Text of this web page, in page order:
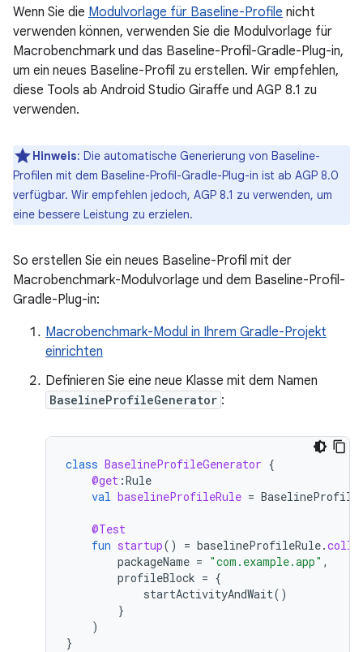
Wenn Sie die Modulvorlage für Baseline-Profile nicht
verwenden können, verwenden Sie die Modulvorlage für
Macrobenchmark und das Baseline-Profil-Gradle-Plug-in,
um ein neues Baseline-Profil zu erstellen. Wir empfehlen,
diese Tools ab Android Studio Giraffe und AGP 8.1 zu
verwenden.
Hinweis: Die automatische Generierung von Baseline-
Profilen mit dem Baseline-Profil-Gradle-Plug-in ist ab AGP 8.0
verfügbar. Wir empfehlen jedoch, AGP 8.1 zu verwenden, um
eine bessere Leistung zu erzielen.
So erstellen Sie ein neues Baseline-Profil mit der
Macrobenchmark-Modulvorlage und dem Baseline-Profil-
Gradle-Plug-in:
Macrobenchmark-Modul in Ihrem Gradle-Projekt
einrichten
Definieren Sie eine neue Klasse mit dem Namen
BaselineProfileGenerator :
class BaselineProfileGenerator {
@get :Rule
val baselineProfileRule =
@Test
fun startup() = baselineProfileRule.
packageName = "com.example.app" ,
profileBlock = {
startActivityAndWait()
}
)
}